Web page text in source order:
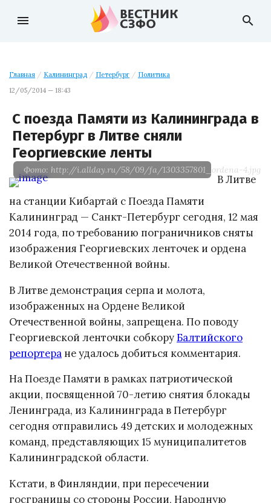
menu search
Главная / Калининград / Петербург / Политика
12/05/2014 — 18:43
С поезда Памяти из Калининграда в
Петербург в Литве сняли
Георгиевские ленты
Фото: http://i.allday.ru/58/09/fa/1303357801_ordena-4.jpg
В Литве
на станции Кибартай с Поезда Памяти
Калининград — Санкт-Петербург сегодня, 12 мая
2014 года, по требованию пограничников сняты
изображения Георгиевских ленточек и ордена
Великой Отечественной войны.
В Литве демонстрация серпа и молота,
изображенных на Ордене Великой
Отечественной войны, запрещена. По поводу
Георгиевской ленточки собкоруБалтийского
репортера не удалось добиться комментария.
На Поезде Памяти в рамках патриотической
акции, посвященной 70-летию снятия блокады
Ленинграда, из Калининграда в Петербург
сегодня отправились 49 детских и молодежных
команд, представляющих 15 муниципалитетов
Калининградской области.
Кстати, в Финляндии, при пересечении
госграницы со стороны России, Народную